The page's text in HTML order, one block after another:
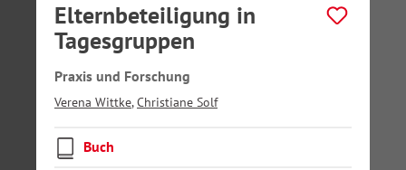
Elternbeteiligung in
Tagesgruppen
Praxis und Forschung
Verena Wittke,Christiane Solf
Buch